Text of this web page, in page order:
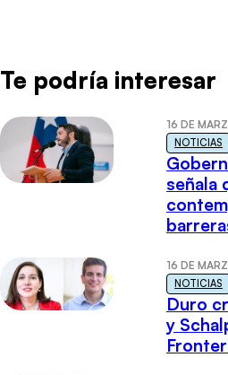
Te podría interesar
16 DE
NOTICIAS
señala
16 DE
NOTICIAS
Duro
y